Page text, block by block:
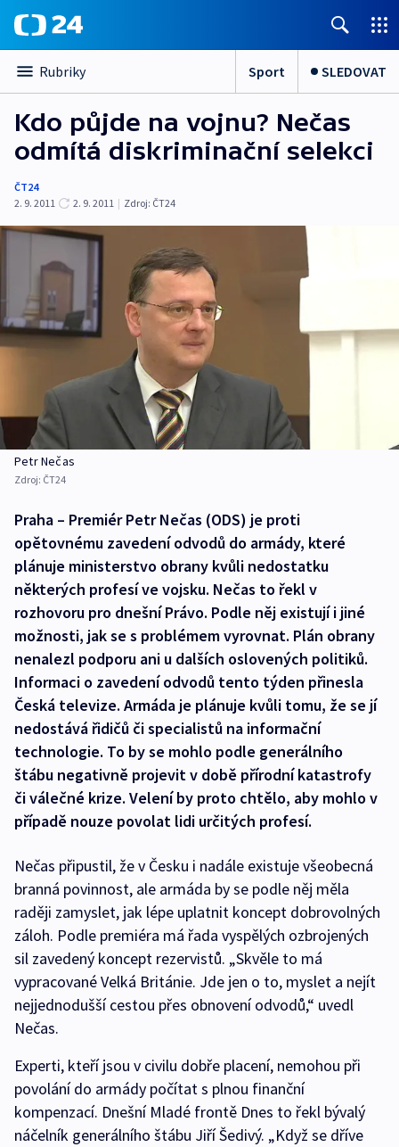
Rubriky Sport SLEDOVAT
Kdo půjde na vojnu? Nečas
odmítá diskriminační selekci
ČT24
2. 9. 2011
2. 9. 2011 | Zdroj: ČT24
Petr Nečas
Zdroj: ČT24
Praha – Premiér Petr Nečas (ODS) je proti
opětovnému zavedení odvodů do armády, které
plánuje ministerstvo obrany kvůli nedostatku
některých profesí ve vojsku. Nečas to řekl v
rozhovoru pro dnešní Právo. Podle něj existují i jiné
možnosti, jak se s problémem vyrovnat. Plán obrany
nenalezl podporu ani u dalších oslovených politiků.
Informaci o zavedení odvodů tento týden přinesla
Česká televize. Armáda je plánuje kvůli tomu, že se jí
nedostává řidičů či specialistů na informační
technologie. To by se mohlo podle generálního
štábu negativně projevit v době přírodní katastrofy
či válečné krize. Velení by proto chtělo, aby mohlo v
případě nouze povolat lidi určitých profesí.
Nečas připustil, že v Česku i nadále existuje všeobecná
branná povinnost, ale armáda by se podle něj měla
raději zamyslet, jak lépe uplatnit koncept dobrovolných
záloh. Podle premiéra má řada vyspělých ozbrojených
sil zavedený koncept rezervistů. „Skvěle to má
vypracované Velká Británie. Jde jen o to, myslet a nejít
nejjednodušší cestou přes obnovení odvodů,“ uvedl
Nečas.
Experti, kteří jsou v civilu dobře placení, nemohou při
povolání do armády počítat s plnou finanční
kompenzací. Dnešní Mladé frontě Dnes to řekl bývalý
náčelník generálního štábu Jiří Šedivý. „Když se dříve